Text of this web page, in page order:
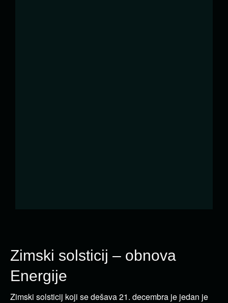
Zimski solsticij – obnova
Energije
Zimski solsticij koji se dešava 21. decembra je jedan je